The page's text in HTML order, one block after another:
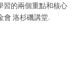
習的兩個重點和核心
洛杉磯講堂.